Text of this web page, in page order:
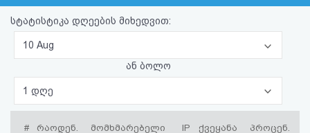
პასუხი
ავტორიზაცია
რეგისტრაცია
სტატისტიკა დღეების მიხედვით:
10 Aug
ან ბოლო
1 დღე
# რაოდენ. მომხმარებელი IP ქვეყანა პროცენ.